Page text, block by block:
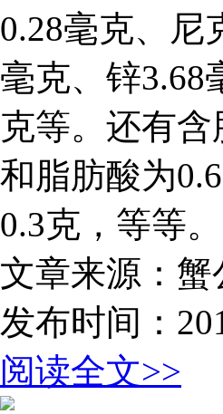
0.28毫克、尼
毫克、锌3.68
克等。还有
和脂肪酸为
0.3克，等等
文章来源：蟹
发布时间：
阅读全文>>